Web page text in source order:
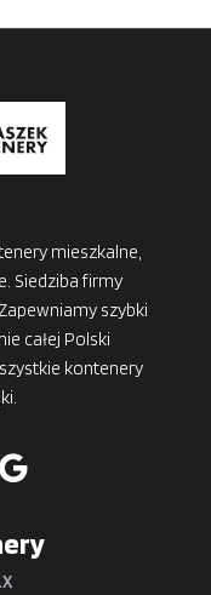
mieszkalne,
Siedziba firmy
szybki
całej Polski
kontenery